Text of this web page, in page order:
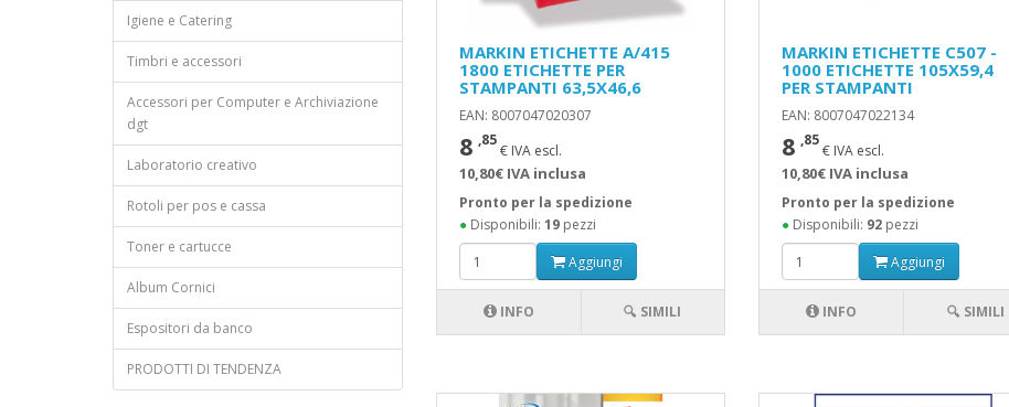
Igiene e Catering
Timbri e accessori
Accessori per Computer e Archiviazione
dgt
Laboratorio creativo
Rotoli per pos e cassa
Toner e cartucce
Album Cornici
Espositori da banco
PRODOTTI DI TENDENZA
MARKIN ETICHETTE A/415
1800 ETICHETTE PER
STAMPANTI 63,5X46,6
EAN: 8007047020307
8 ,85
€ IVA escl.
10,80€ IVA inclusa
Pronto per la spedizione
●Disponibili: 19pezzi
Aggiungi
INFO 🔍 SIMILI
MARKIN ETICHETTE C507 -
1000 ETICHETTE 105X59,4
PER STAMPANTI
EAN: 8007047022134
8 ,85
€ IVA escl.
10,80€ IVA inclusa
Pronto per la spedizione
●Disponibili: 92pezzi
Aggiungi
INFO 🔍 SIMILI